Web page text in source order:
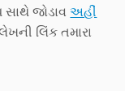
સાથે જોડાવઅહીં
લિંક તમારા